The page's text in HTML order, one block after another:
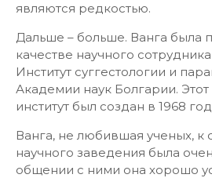
являются редкостью.
Дальше – больше. Ванга была
качестве научного
Институт суггестологии и
Академии наук Болгарии.
институт был создан в 1968
Ванга, не любившая ученых, к
научного заведения была
общении с ними она хорошо